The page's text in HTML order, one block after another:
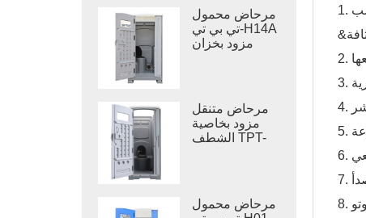
مرحاض محمول
تي بي تي-H14A
مزود بخزان
مرحاض متنقل
مزود بخاصية
الشطف TPT-
مرحاض محمول